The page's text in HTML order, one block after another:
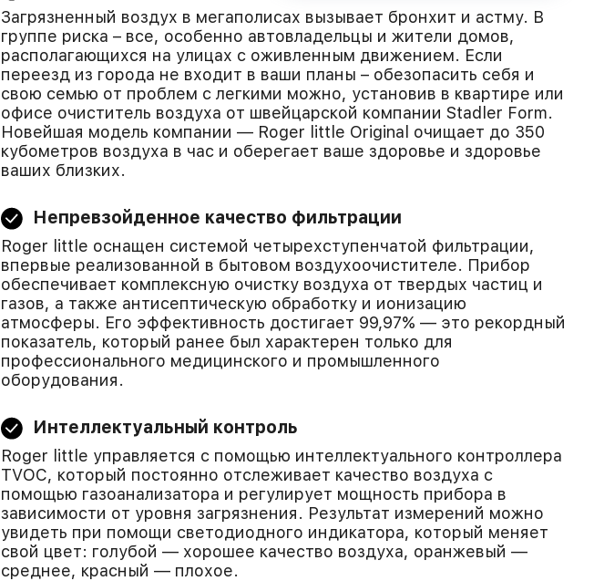
Загрязненный воздух в мегаполисах вызывает бронхит и астму. В
группе риска – все, особенно автовладельцы и жители домов,
располагающихся на улицах с оживленным движением. Если
переезд из города не входит в ваши планы – обезопасить себя и
свою семью от проблем с легкими можно, установив в квартире или
офисе очиститель воздуха от швейцарской компании Stadler Form.
Новейшая модель компании — Roger little Original очищает до 350
кубометров воздуха в час и оберегает ваше здоровье и здоровье
ваших близких.
Непревзойденное качество фильтрации
Roger little оснащен системой четырехступенчатой фильтрации,
впервые реализованной в бытовом воздухоочистителе. Прибор
обеспечивает комплексную очистку воздуха от твердых частиц и
газов, а также антисептическую обработку и ионизацию
атмосферы. Его эффективность достигает 99,97% — это рекордный
показатель, который ранее был характерен только для
профессионального медицинского и промышленного
оборудования.
Интеллектуальный контроль
Roger little управляется с помощью интеллектуального контроллера
TVOC, который постоянно отслеживает качество воздуха с
помощью газоанализатора и регулирует мощность прибора в
зависимости от уровня загрязнения. Результат измерений можно
увидеть при помощи светодиодного индикатора, который меняет
свой цвет: голубой — хорошее качество воздуха, оранжевый —
среднее, красный — плохое.